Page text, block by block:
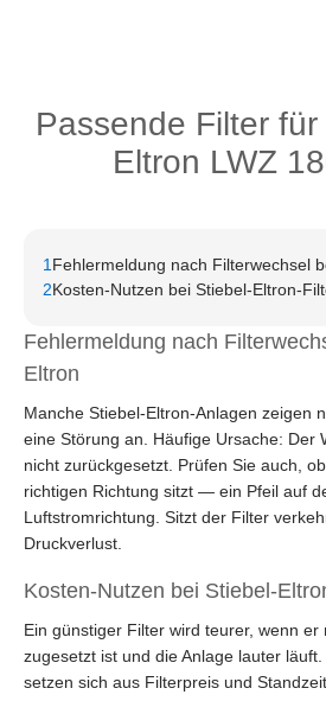
Passende Filter
Eltron LWZ
1 Fehlermeldung nach Filterwechsel
2Kosten-Nutzen bei Stiebel-Eltron-
Fehlermeldung nach
Eltron
Manche Stiebel-Eltron-Anlagen zeigen
eine Störung an. Häufige Ursache: Der
nicht zurückgesetzt. Prüfen Sie auch,
richtigen Richtung sitzt — ein Pfeil auf
Luftstromrichtung. Sitzt der Filter
Druckverlust.
Kosten-Nutzen bei Stiebel-
Ein günstiger Filter wird teurer, wenn er
zugesetzt ist und die Anlage lauter
setzen sich aus Filterpreis und